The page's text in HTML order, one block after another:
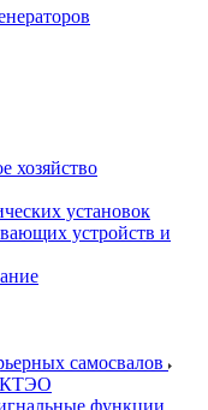
хозяйство
установок
устройств и
самосвалов
КТЭО
функции